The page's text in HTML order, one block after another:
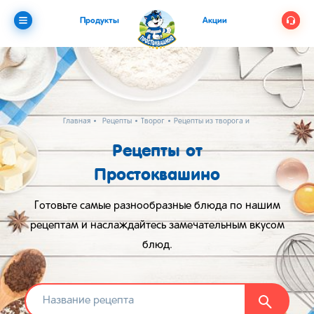
Продукты Акции
Главная Рецепты Творог Рецепты из творога и сметаны
Рецепты от
Простоквашино
Готовьте самые разнообразные блюда по нашим
рецептам и наслаждайтесь замечательным вкусом
блюд.
Найти